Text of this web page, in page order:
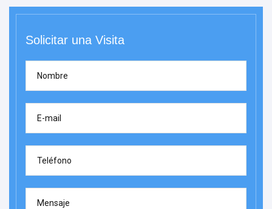
Solicitar una Visita
Nombre
E-mail
Teléfono
Mensaje